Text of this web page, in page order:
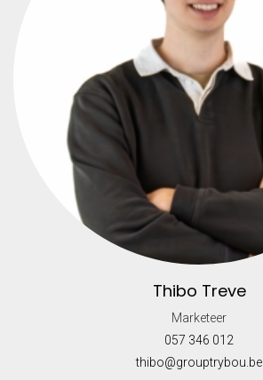
Thibo Treve
Marketeer
057 346 012
thibo@grouptrybou.be